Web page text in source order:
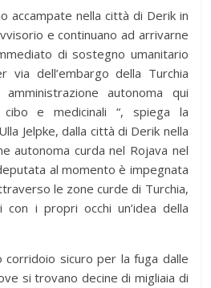
accampate nella città di Derik in
e continuano ad arrivarne
di sostegno umanitario
via dell’embargo della Turchia
autonoma qui
e medicinali “, spiega la
Jelpke, dalla città di Derik nella
autonoma curda nel Rojava nel
al momento è impegnata
le zone curde di Turchia,
i propri occhi un’idea della
corridoio sicuro per la fuga dalle
si trovano decine di migliaia di